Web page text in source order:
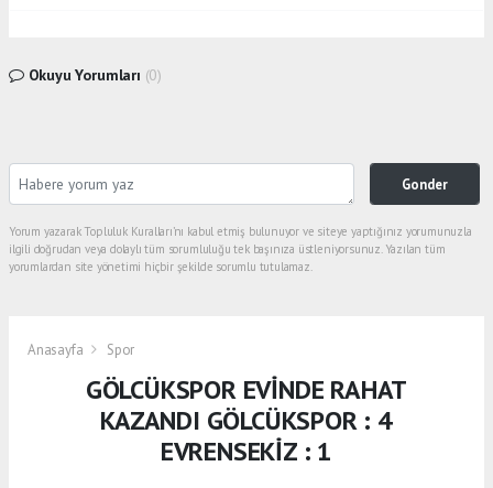
Okuyu Yorumları (0)
Gonder
Yorum yazarak Topluluk Kuralları’nı kabul etmiş bulunuyor ve siteye yaptığınız yorumunuzla
ilgili doğrudan veya dolaylı tüm sorumluluğu tek başınıza üstleniyorsunuz. Yazılan tüm
yorumlardan site yönetimi hiçbir şekilde sorumlu tutulamaz.
Anasayfa Spor
GÖLCÜKSPOR EVİNDE RAHAT
KAZANDI GÖLCÜKSPOR : 4
EVRENSEKİZ : 1